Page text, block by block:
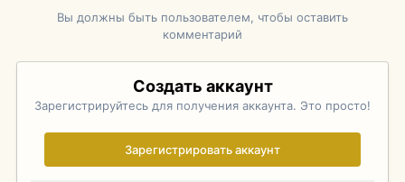
Вы должны быть пользователем, чтобы оставить
комментарий
Создать аккаунт
Зарегистрируйтесь для получения аккаунта. Это просто!
Зарегистрировать аккаунт